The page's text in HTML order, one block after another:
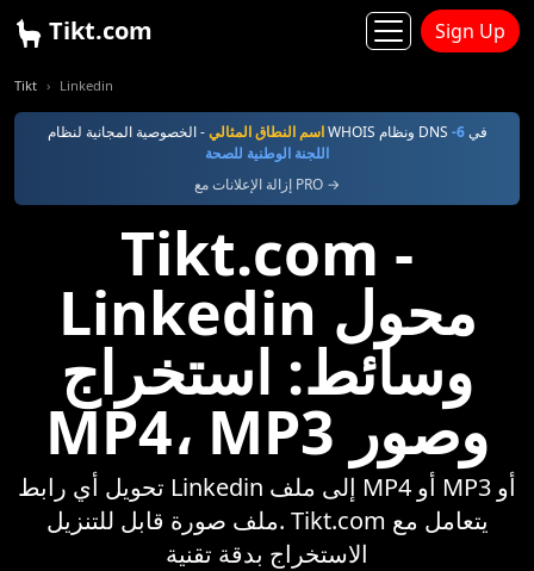
Tikt.com Sign Up
Tikt Linkedin
اسم النطاق المثالي - الخصوصية المجانية لنظام WHOIS ونظام DNS في 6-
اللجنة الوطنية للصحة
إزالة الإعلانات مع PRO →
Tikt.com -
Linkedin محول
وسائط: استخراج
MP4، MP3 وصور
تحويل أي رابط Linkedin إلى ملف MP4 أو MP3 أو
ملف صورة قابل للتنزيل. Tikt.com يتعامل مع
الاستخراج بدقة تقنية